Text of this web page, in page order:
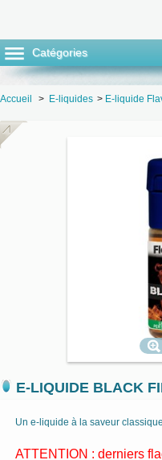
Catégories
Accueil > E-liquides > E-liquide
E-LIQUIDE BLACK
Un e-liquide à la saveur
ATTENTION : derniers